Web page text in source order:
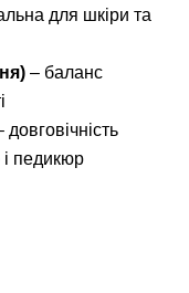
для шкіри та
– баланс
довговічність
педикюр